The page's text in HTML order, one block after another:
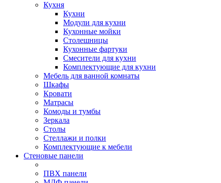
Кухня
Кухни
Модули для кухни
Кухонные мойки
Столешницы
Кухонные фартуки
Смесители для кухни
Комплектующие для кухни
Мебель для ванной комнаты
Шкафы
Кровати
Матрасы
Комоды и тумбы
Зеркала
Столы
Стеллажи и полки
Комплектующие к мебели
Стеновые панели
ПВХ панели